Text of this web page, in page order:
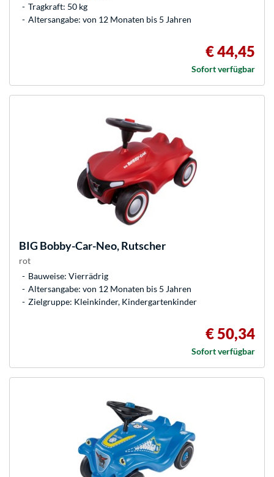
Tragkraft: 50 kg
Altersangabe: von 12 Monaten bis 5 Jahren
€ 44,45
Sofort verfügbar
BIG Bobby-Car-Neo, Rutscher
rot
Bauweise: Vierrädrig
Altersangabe: von 12 Monaten bis 5 Jahren
Zielgruppe: Kleinkinder, Kindergartenkinder
€ 50,34
Sofort verfügbar